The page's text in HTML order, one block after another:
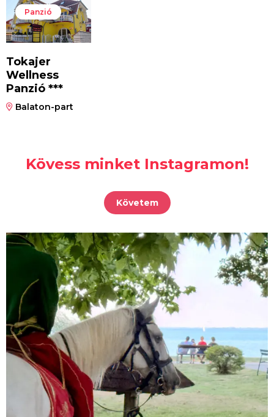
Panzió
Tokajer
Wellness
Panzió ***
Balaton-part
Kövess minket Instagramon!
Követem